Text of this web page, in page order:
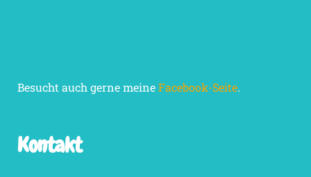
Besucht auch gerne meineFacebook-Seite.
Kontakt